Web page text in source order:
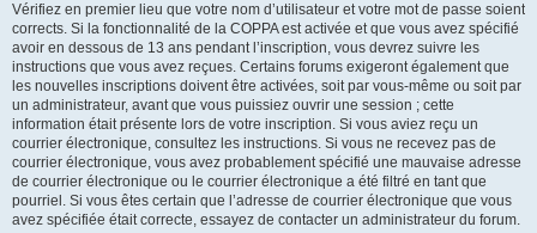
Vérifiez en premier lieu que votre nom d’utilisateur et votre mot de passe soient
corrects. Si la fonctionnalité de la COPPA est activée et que vous avez spécifié
avoir en dessous de 13 ans pendant l’inscription, vous devrez suivre les
instructions que vous avez reçues. Certains forums exigeront également que
les nouvelles inscriptions doivent être activées, soit par vous-même ou soit par
un administrateur, avant que vous puissiez ouvrir une session ; cette
information était présente lors de votre inscription. Si vous aviez reçu un
courrier électronique, consultez les instructions. Si vous ne recevez pas de
courrier électronique, vous avez probablement spécifié une mauvaise adresse
de courrier électronique ou le courrier électronique a été filtré en tant que
pourriel. Si vous êtes certain que l’adresse de courrier électronique que vous
avez spécifiée était correcte, essayez de contacter un administrateur du forum.